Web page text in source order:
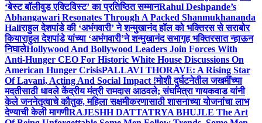
‘बेस्ट बॉलीवुड एक्टिविस्ट’ का प्रतिष्ठित सम्मानRahul Deshpande’s
Abhangawari Resonates Through A Packed Shanmukhananda
Hallराहुल देशपांडे की ‘अभंगवारी’ ने शन्मुखानंद हॉल को भक्तिरस से सराबोर
कियाराहुल देशपांडे यांच्या ‘अभंगवारी’ने शन्मुखानंद सभागृह भक्तिरसात न्हाऊन
निघालेHollywood And Bollywood Leaders Join Forces With
Anti-Hunger CEO For Historic White House Discussions On
American Hunger CrisisPALLAVI THORAVE: A Rising Star
Of Lavani, Acting And Social Impact !मोशी दुर्घटनेतील जखमींच्या
मदतीसाठी धावले केंद्रीय मंत्री रामदास आठवले; संघमित्रा गायकवाड यांनी
केले जननेतृत्वाचे कौतुक, महिला सक्षमीकरणासाठी शासनाच्या योजनांचा लाभ
देण्याची केली मागणीRAJESHH DATTATRYA BHUJLE The Art